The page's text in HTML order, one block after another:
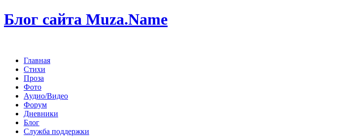
Блог сайта Muza.Name
Главная
Стихи
Проза
Фото
Аудио/Видео
Форум
Дневники
Блог
Служба поддержки